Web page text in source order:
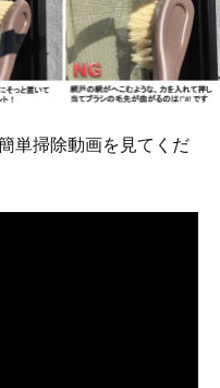
単掃除動画を見てくだ